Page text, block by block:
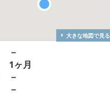
大きな地図で見る
－
1ヶ月
－
－